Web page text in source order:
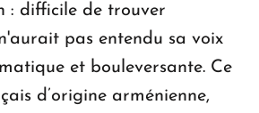
: difficile de trouver
pas entendu sa voix
et bouleversante. Ce
d’origine arménienne,